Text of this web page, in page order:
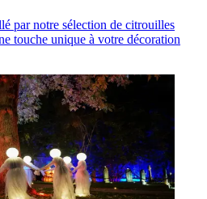
par notre sélection de citrouilles
touche unique à votre décoration